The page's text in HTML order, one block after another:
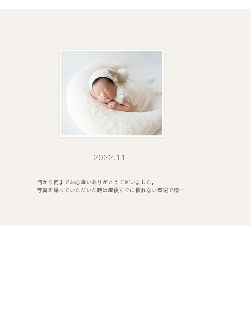
​2022.11
何から何までお心遣いありがとうございました。
写真を撮っていただいた時は産後すぐに慣れない育児で精神